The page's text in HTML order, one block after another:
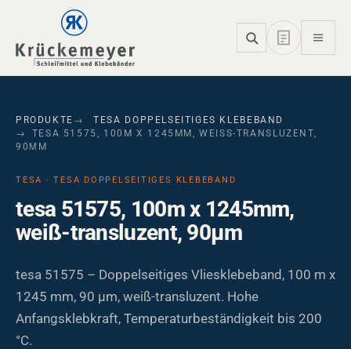
Skip to main navigation
Skip to main content
Skip to page footer
PRODUKTE
TESA DOPPELSEITIGES KLEBEBAND
TESA 51575, 100M X 1245MM, WEISS-TRANSLUZENT, 9
0ΜM
TESA · TESA DOPPELSEITIGES KLEBEBAND
tesa 51575, 100m x 1245mm,
weiß-transluzent, 90µm
tesa 51575 – Doppelseitiges Vliesklebeband, 100 m x
1245 mm, 90 µm, weiß-transluzent. Hohe
Anfangsklebkraft, Temperaturbeständigkeit bis 200
°C.